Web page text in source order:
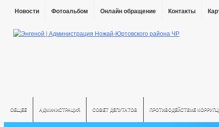
Новости Фотоальбом Онлайн обращение Контакты
ОБЩЕЕ АДМИНИСТРАЦИЯ СОВЕТ ДЕПУТАТОВ ПРОТИВОДЕЙСТВИЕ